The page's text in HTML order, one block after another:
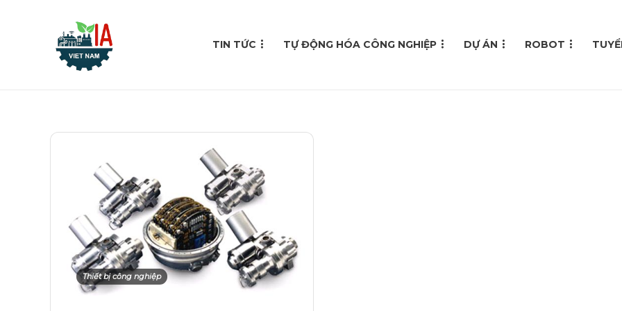
TIN TỨC TỰ ĐỘNG HÓA CÔNG NGHIỆP DỰ ÁN ROBOT
Thiết bị công nghiệp